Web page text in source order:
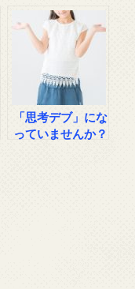
次々と廃業から分
かる事
「思考デブ」にな
っていませんか？